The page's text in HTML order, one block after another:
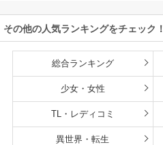
その他の人気ランキングをチェック！
総合ランキング
少女・女性
TL・レディコミ
異世界・転生